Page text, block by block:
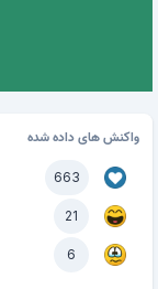
واکنش های داده شده
663
21
6